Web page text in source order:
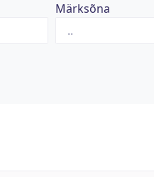
Märksõna